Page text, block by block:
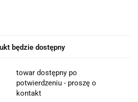
będzie dostępny
towar dostępny po
potwierdzeniu - proszę o
kontakt